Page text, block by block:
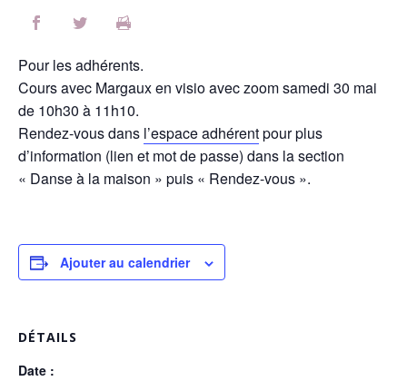
Pour les adhérents.
Cours avec Margaux en visio avec zoom samedi 30 mai
de 10h30 à 11h10.
Rendez-vous dans l’espace adhérentpour plus
d’information (lien et mot de passe) dans la section
« Danse à la maison » puis « Rendez-vous ».
Ajouter au calendrier
DÉTAILS
Date :